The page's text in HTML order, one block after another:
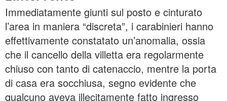
Immediatamente giunti sul posto e cinturato
l’area in maniera “discreta”, i carabinieri hanno
effettivamente constatato un’anomalia, ossia
che il cancello della villetta era regolarmente
chiuso con tanto di catenaccio, mentre la porta
di casa era socchiusa, segno evidente che
qualcuno aveva illecitamente fatto ingresso